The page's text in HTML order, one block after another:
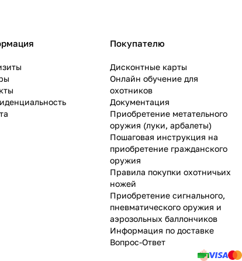
Покупателю
Дисконтные карты
Онлайн обучение для
охотников
Документация
Приобретение метательного
оружия (луки, арбалеты)
Пошаговая инструкция на
приобретение гражданского
оружия
Правила покупки охотничьих
ножей
Приобретение сигнального,
пневматического оружия и
аэрозольных баллончиков
Информация по доставке
Вопрос-Ответ